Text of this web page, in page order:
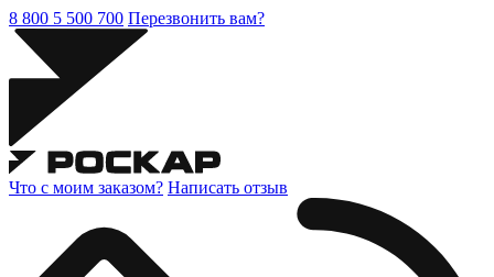
8 800 5 500 700 Перезвонить вам?
Что с моим заказом? Написать отзыв